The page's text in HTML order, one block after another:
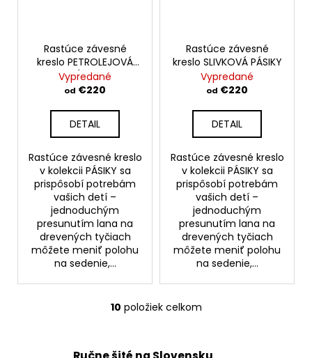
Rastúce závesné
kreslo PETROLEJOVÁ
PÁSIKY
Vypredané
od €220
DETAIL
Rastúce závesné kreslo
v kolekcii PÁSIKY sa
prispôsobí potrebám
vašich detí –
jednoduchým
presunutím lana na
drevených tyčiach
môžete meniť polohu
na sedenie,...
Rastúce závesné
kreslo SLIVKOVÁ PÁSIKY
Vypredané
od €220
DETAIL
Rastúce závesné kreslo
v kolekcii PÁSIKY sa
prispôsobí potrebám
vašich detí –
jednoduchým
presunutím lana na
drevených tyčiach
môžete meniť polohu
na sedenie,...
O
10 položiek celkom